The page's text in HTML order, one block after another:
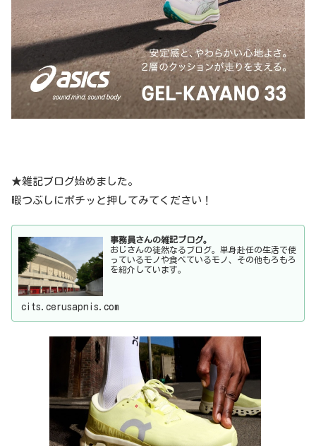
★雑記ブログ始めました。
暇つぶしにポチッと押してみてください！
事務員さんの雑記ブログ。
おじさんの徒然なるブログ。単身赴任の生活で使
っているモノや食べているモノ、その他もろもろ
を紹介しています。
cits.cerusapnis.com